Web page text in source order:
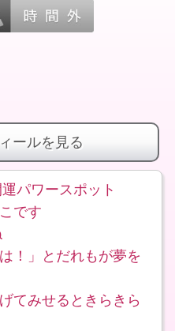
ールを見る
パワースポット
です
！」とだれもが夢を
てみせるときらきら